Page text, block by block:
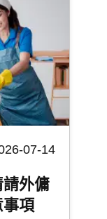
07-14
請外傭
項